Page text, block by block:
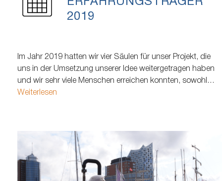
2019
Im Jahr 2019 hatten wir vier Säulen für unser Projekt, die
uns in der Umsetzung unserer Idee weitergetragen haben
und wir sehr viele Menschen erreichen konnten, sowohl
zentral in der Europa Passage Hamburg, beim Filmfest
Weiterlesen